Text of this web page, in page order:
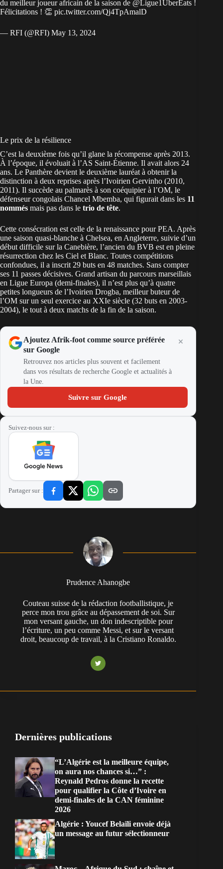
du meilleur joueur africain de la saison de @Ligue1UberEats !
Félicitations ! 👏 pic.twitter.com/Qj4TpAmalD
— RFI (@RFI) May 13, 2024
Le prix de la résilience
C’est la deuxième fois qu’il glane la récompense après 2013.
À l’époque, il évoluait à l’AS Saint-Étienne. Il avait alors 24
ans. Le Panthère devient le deuxième lauréat à obtenir la
distinction à deux reprises après l’Ivoirien Gervinho (2010,
2011). Il succède au palmarès à son coéquipier à l’OM, le
défenseur congolais Chancel Mbemba, qui figurait dans les 11
nommés mais pas dans le trio de tête.
Cette consécration est celle de la renaissance pour PEA. Après
une saison quasi-blanche à Chelsea, en Angleterre, suivie d’un
début difficile sur la Canebière, l’ancien du BVB est en pleine
résurrection chez les Ciel et Blanc. Toutes compétitions
confondues, il a inscrit 29 buts en 48 matches. Sans compter
ses 11 passes décisives. Grand artisan du parcours marseillais
en Ligue Europa (demi-finales), il n’est plus qu’à quatre
petites longueurs de l’Ivoirien Drogba, meilleur buteur de
l’OM sur un seul exercice au XXIe siècle (32 buts en 2003-
2004), le tout à deux matchs de la fin de la saison.
Ajoutez Afrik-foot comme source préférée
sur Google
Retrouvez nos articles plus souvent et facilement
dans vos résultats de recherche Google et actualités à
la Une.
Suivre sur Google
Suivez-nous sur :
Partager sur :
Prudence Ahanogbe
Couteau suisse de la rédaction footballistique, je
perce mon trou grâce au dépassement de soi. Sur
mon versant gauche, un don indescriptible pour
l’écriture, un peu comme Messi, et sur le versant
droit, beaucoup de travail, à la Cristiano Ronaldo.
Dernières publications
“L’Algérie est la meilleure équipe,
on aura nos chances si…” :
Reynald Pedros donne la recette
pour qualifier la Côte d’Ivoire en
demi-finales de la CAN féminine
2026
Algérie : Youcef Belaïli envoie déjà
un message au futur sélectionneur